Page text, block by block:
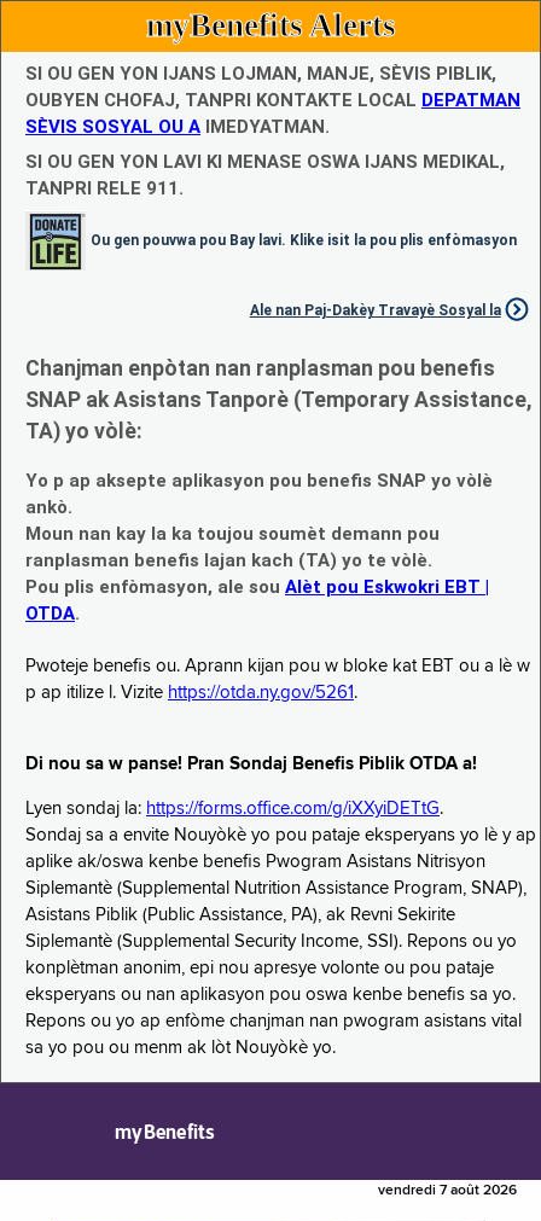
myBenefits Alerts
SI OU GEN YON IJANS LOJMAN, MANJE, SÈVIS PIBLIK,
OUBYEN CHOFAJ, TANPRI KONTAKTE LOCAL DEPATMAN
SÈVIS SOSYAL OU A IMEDYATMAN.
SI OU GEN YON LAVI KI MENASE OSWA IJANS MEDIKAL,
TANPRI RELE 911.
Ou gen pouvwa pou Bay lavi. Klike isit la pou plis enfòmasyon
Ale nan Paj-Dakèy Travayè Sosyal la
Chanjman enpòtan nan ranplasman pou benefis
SNAP ak Asistans Tanporè (Temporary Assistance,
TA) yo vòlè:
Yo p ap aksepte aplikasyon pou benefis SNAP yo vòlè
ankò.
Moun nan kay la ka toujou soumèt demann pou
ranplasman benefis lajan kach (TA) yo te vòlè.
Pou plis enfòmasyon, ale sou Alèt pou Eskwokri EBT |
OTDA.
Pwoteje benefis ou. Aprann kijan pou w bloke kat EBT ou a lè w
p ap itilize l. Vizite https://otda.ny.gov/5261 .
Di nou sa w panse! Pran Sondaj Benefis Piblik OTDA a!
Lyen sondaj la: https://forms.office.com/g/iXXyiDETtG.
Sondaj sa a envite Nouyòkè yo pou pataje eksperyans yo lè y ap
aplike ak/oswa kenbe benefis Pwogram Asistans Nitrisyon
Siplemantè (Supplemental Nutrition Assistance Program, SNAP),
Asistans Piblik (Public Assistance, PA), ak Revni Sekirite
Siplemantè (Supplemental Security Income, SSI). Repons ou yo
konplètman anonim, epi nou apresye volonte ou pou pataje
eksperyans ou nan aplikasyon pou oswa kenbe benefis sa yo.
Repons ou yo ap enfòme chanjman nan pwogram asistans vital
sa yo pou ou menm ak lòt Nouyòkè yo.
myBenefits
vendredi 7 août 2026